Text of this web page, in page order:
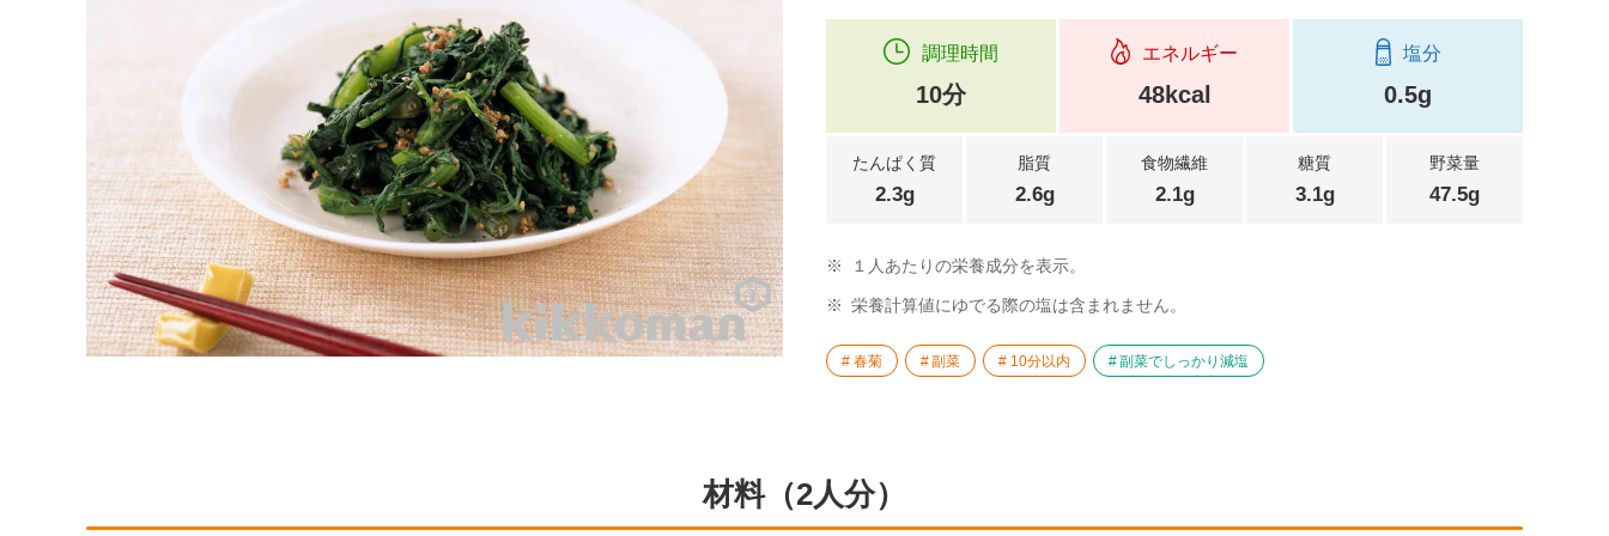
調理時間
10分
エネルギー
48kcal
塩分
0.5g
たんぱく質
2.3g
脂質
2.6g
食物繊維
2.1g
糖質
3.1g
野菜量
47.5g
※ １人あたりの栄養成分を表示。
※ 栄養計算値にゆでる際の塩は含まれません。
春菊 副菜 10分以内 副菜でしっかり減塩
材料（2人分）